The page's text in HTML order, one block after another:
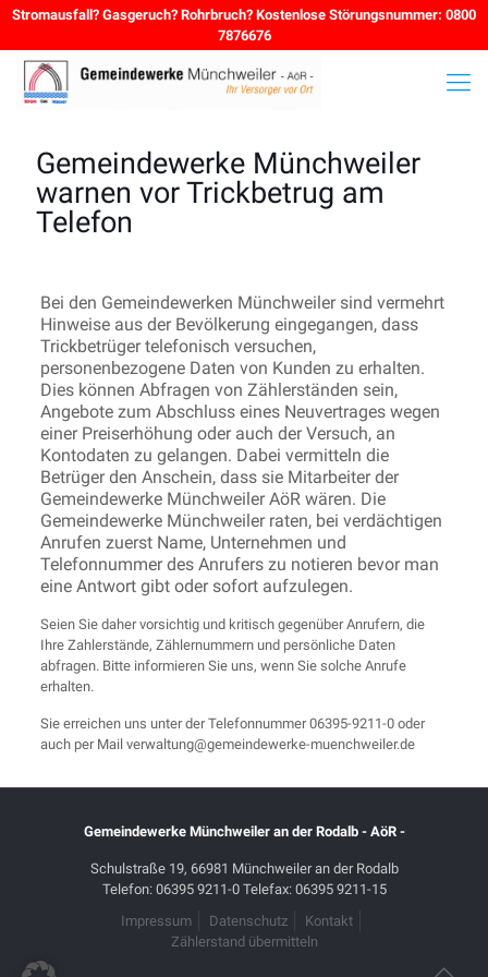
Stromausfall? Gasgeruch? Rohrbruch? Kostenlose Störungsnummer: 0800
7876676
Gemeindewerke Münchweiler
warnen vor Trickbetrug am
Telefon
Bei den Gemeindewerken Münchweiler sind vermehrt
Hinweise aus der Bevölkerung eingegangen, dass
Trickbetrüger telefonisch versuchen,
personenbezogene Daten von Kunden zu erhalten.
Dies können Abfragen von Zählerständen sein,
Angebote zum Abschluss eines Neuvertrages wegen
einer Preiserhöhung oder auch der Versuch, an
Kontodaten zu gelangen. Dabei vermitteln die
Betrüger den Anschein, dass sie Mitarbeiter der
Gemeindewerke Münchweiler AöR wären. Die
Gemeindewerke Münchweiler raten, bei verdächtigen
Anrufen zuerst Name, Unternehmen und
Telefonnummer des Anrufers zu notieren bevor man
eine Antwort gibt oder sofort aufzulegen.
Seien Sie daher vorsichtig und kritisch gegenüber Anrufern, die
Ihre Zahlerstände, Zählernummern und persönliche Daten
abfragen. Bitte informieren Sie uns, wenn Sie solche Anrufe
erhalten.
Sie erreichen uns unter der Telefonnummer 06395-9211-0 oder
auch per Mail verwaltung@gemeindewerke-muenchweiler.de
Gemeindewerke Münchweiler an der Rodalb - AöR -
Schulstraße 19, 66981 Münchweiler an der Rodalb
Telefon: 06395 9211-0 Telefax: 06395 9211-15
Impressum
Datenschutz
Kontakt
Zählerstand übermitteln